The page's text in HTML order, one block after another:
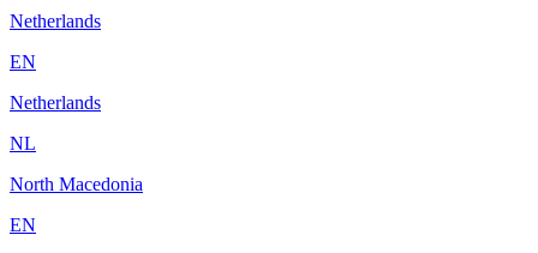
Netherlands
EN
Netherlands
NL
North Macedonia
EN